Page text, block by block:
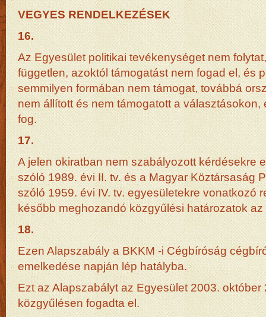
VEGYES RENDELKEZÉSEK
16.
Az Egyesület politikai tevékenységet nem
független, azoktól támogatást nem fogad el, és
semmilyen formában nem támogat, továbbá
nem állított és nem támogatott a
fog.
17.
A jelen okiratban nem szabályozott kérdésekre
szóló 1989. évi II. tv. és a Magyar Köztársaság
szóló 1959. évi IV. tv. egyesületekre vonatkozó
később meghozandó közgyűlési határozatok
18.
Ezen Alapszabály a BKKM -i Cégbíróság
emelkedése napján lép hatályba.
Ezt az Alapszabályt az Egyesület 2003. október
közgyűlésen fogadta el.